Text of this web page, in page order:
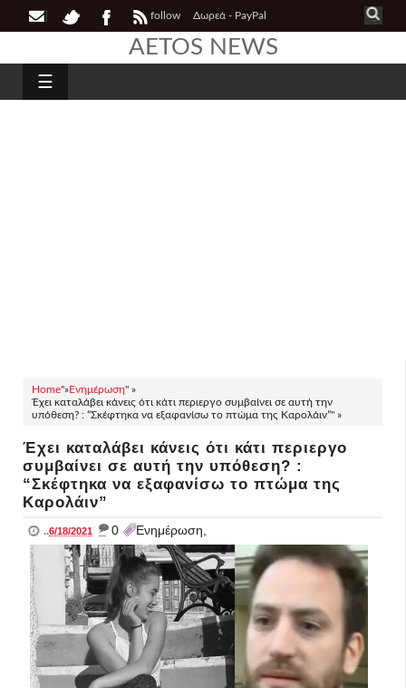
follow Δωρεά - PayPal
AETOS NEWS
☰
Home"»Ενημέρωση" »
Έχει καταλάβει κάνεις ότι κάτι περιεργο συμβαίνει σε αυτή την
υπόθεση? : “Σκέφτηκα να εξαφανίσω το πτώμα της Καρολάιν”" »
Έχει καταλάβει κάνεις ότι κάτι περιεργο
συμβαίνει σε αυτή την υπόθεση? :
“Σκέφτηκα να εξαφανίσω το πτώμα της
Καρολάιν”
..6/18/2021 _ 0 Ενημέρωση,